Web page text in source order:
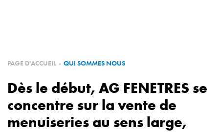
NOS RÉALISATIONS
NOS PARTENAIRES
DEVENEZ PARTENAIRE
PAGE D'ACCUEIL - QUI SOMMES NOUS
Dès le début, AG FENETRES se
concentre sur la vente de
menuiseries au sens large,